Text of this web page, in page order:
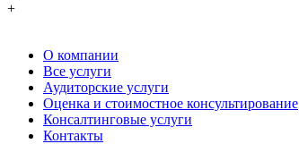
+
О компании
Все услуги
Аудиторские услуги
Оценка и стоимостное консультирование
Консалтинговые услуги
Контакты